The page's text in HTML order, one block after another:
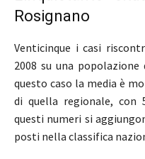
Rosignano
Venticinque i casi
2008 su una
questo caso la media è
di quella regionale, con
questi numeri si
posti nella classifica